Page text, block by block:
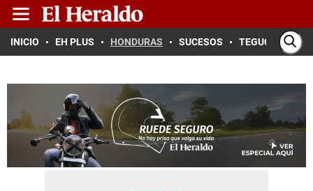
INICIO EH PLUS HONDURAS SUCESOS TEGUCIGALPA